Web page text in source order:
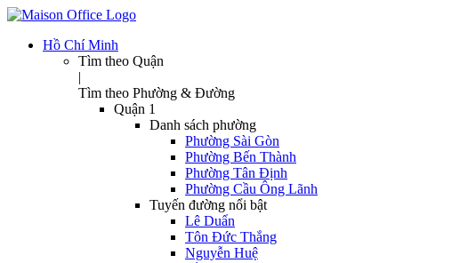
Hồ Chí Minh
Tìm theo Quận
|
Tìm theo Phường & Đường
Quận 1
Danh sách phường
Phường Sài Gòn
Phường Bến Thành
Phường Tân Định
Phường Cầu Ông Lãnh
Tuyến đường nổi bật
Lê Duẩn
Tôn Đức Thắng
Nguyễn Huệ